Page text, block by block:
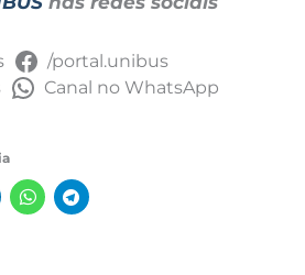
/portal.unibus
Canal no WhatsApp